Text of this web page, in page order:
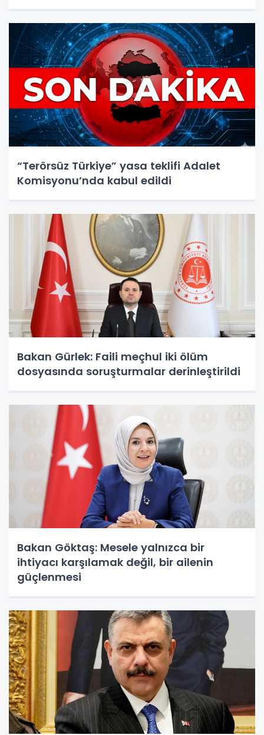
“Terörsüz Türkiye” yasa teklifi Adalet
Komisyonu’nda kabul edildi
Bakan Gürlek: Faili meçhul iki ölüm
dosyasında soruşturmalar derinleştirildi
Bakan Göktaş: Mesele yalnızca bir
ihtiyacı karşılamak değil, bir ailenin
güçlenmesi